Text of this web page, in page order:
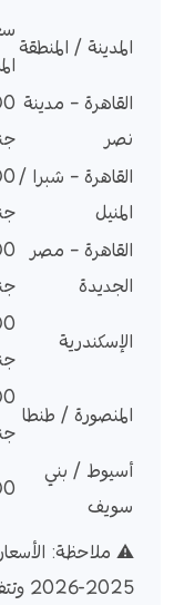
المدينة / المنطقة
القاهرة – مدينة
نصر
القاهرة – شبرا /
المنيل
القاهرة – مصر
الجديدة
الإسكندرية
المنصورة / طنطا
أسيوط / بني
سويف
400
⚠️ ملاحظة: